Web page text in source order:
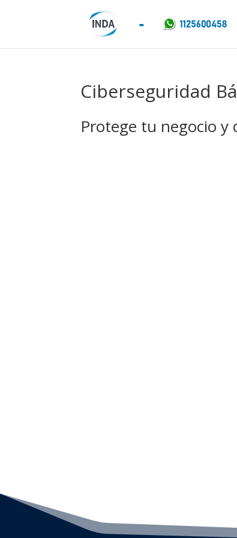
Ciberseguridad
Protege tu negocio y